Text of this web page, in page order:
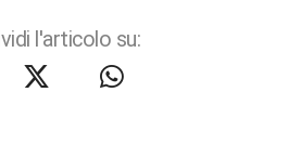
l'articolo su: